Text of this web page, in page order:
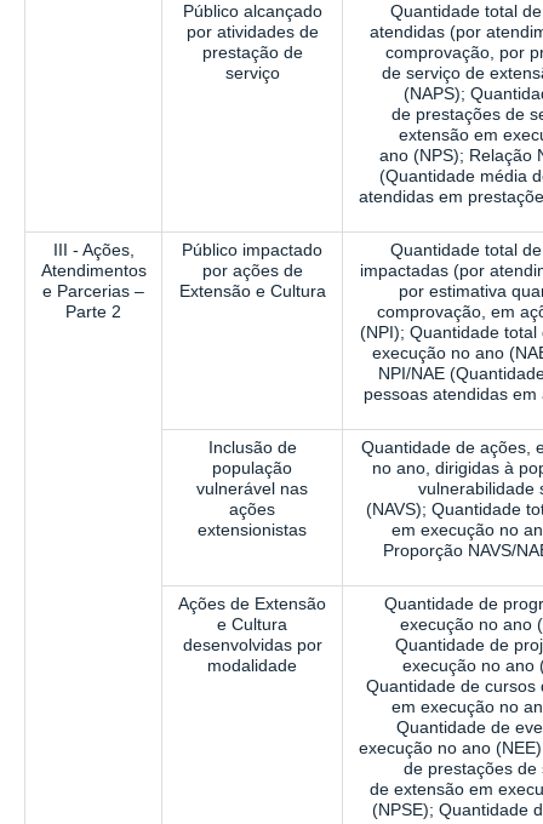
Público alcançado
por atividades de
prestação de
serviço
Quantidade total
atendidas (por
comprovação, por
de serviço de
(NAPS);
de prestações de
extensão em
ano (NPS); Relação
(Quantidade média
atendidas em
III - Ações,
Atendimentos
e Parcerias –
Parte 2
Público impactado
por ações de
Extensão e Cultura
Quantidade total
impactadas (por
por estimativa
comprovação, em
(NPI); Quantidade total
execução no ano
NPI/NAE
pessoas atendidas em
Inclusão de
população
vulnerável nas
ações
extensionistas
Quantidade de ações,
no ano, dirigidas à
vulnerabilidade
(NAVS); Quantidade
em execução no
Proporção NAVS/
Ações de Extensão
e Cultura
desenvolvidas por
modalidade
Quantidade de
execução no ano
Quantidade de
execução no ano
Quantidade de cursos
em execução no
Quantidade de
execução no ano
de prestações de
de extensão em
(NPSE); Quantidade